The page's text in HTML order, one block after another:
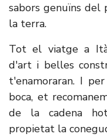
sabors genuïns del
la terra.
Tot el viatge a
d'art i belles
t'enamoraran. I
boca, et
de la cadena
propietat la